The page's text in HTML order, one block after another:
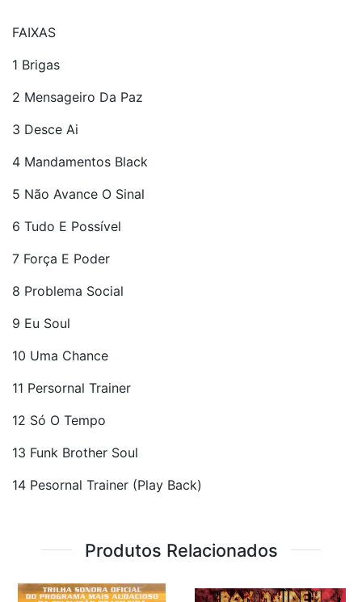
FAIXAS
1 Brigas
2 Mensageiro Da Paz
3 Desce Ai
4 Mandamentos Black
5 Não Avance O Sinal
6 Tudo E Possível
7 Força E Poder
8 Problema Social
9 Eu Soul
10 Uma Chance
11 Persornal Trainer
12 Só O Tempo
13 Funk Brother Soul
14 Pesornal Trainer (Play Back)
Produtos Relacionados